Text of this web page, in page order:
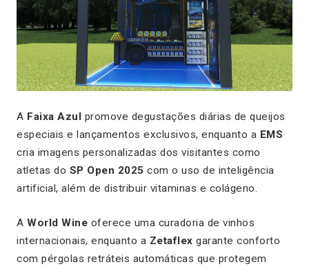
A Faixa Azul promove degustações diárias de queijos
especiais e lançamentos exclusivos, enquanto a EMS
cria imagens personalizadas dos visitantes como
atletas do SP Open 2025 com o uso de inteligência
artificial, além de distribuir vitaminas e colágeno.
A World Wine oferece uma curadoria de vinhos
internacionais, enquanto a Zetaflex garante conforto
com pérgolas retráteis automáticas que protegem